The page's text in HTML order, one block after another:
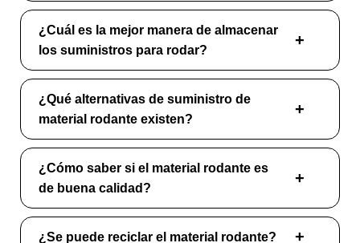
¿Cuál es la mejor manera de almacenar
los suministros para rodar?
¿Qué alternativas de suministro de
material rodante existen?
¿Cómo saber si el material rodante es
de buena calidad?
¿Se puede reciclar el material rodante?